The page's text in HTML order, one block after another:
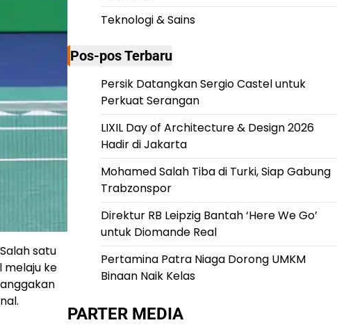
satu
melaju ke
Teknologi & Sains
Pos-pos Terbaru
Persik Datangkan Sergio Castel untuk
Perkuat Serangan
LIXIL Day of Architecture & Design 2026
Hadir di Jakarta
Mohamed Salah Tiba di Turki, Siap Gabung
Trabzonspor
Direktur RB Leipzig Bantah ‘Here We Go’
untuk Diomande Real
Pertamina Patra Niaga Dorong UMKM
Binaan Naik Kelas
PARTER MEDIA